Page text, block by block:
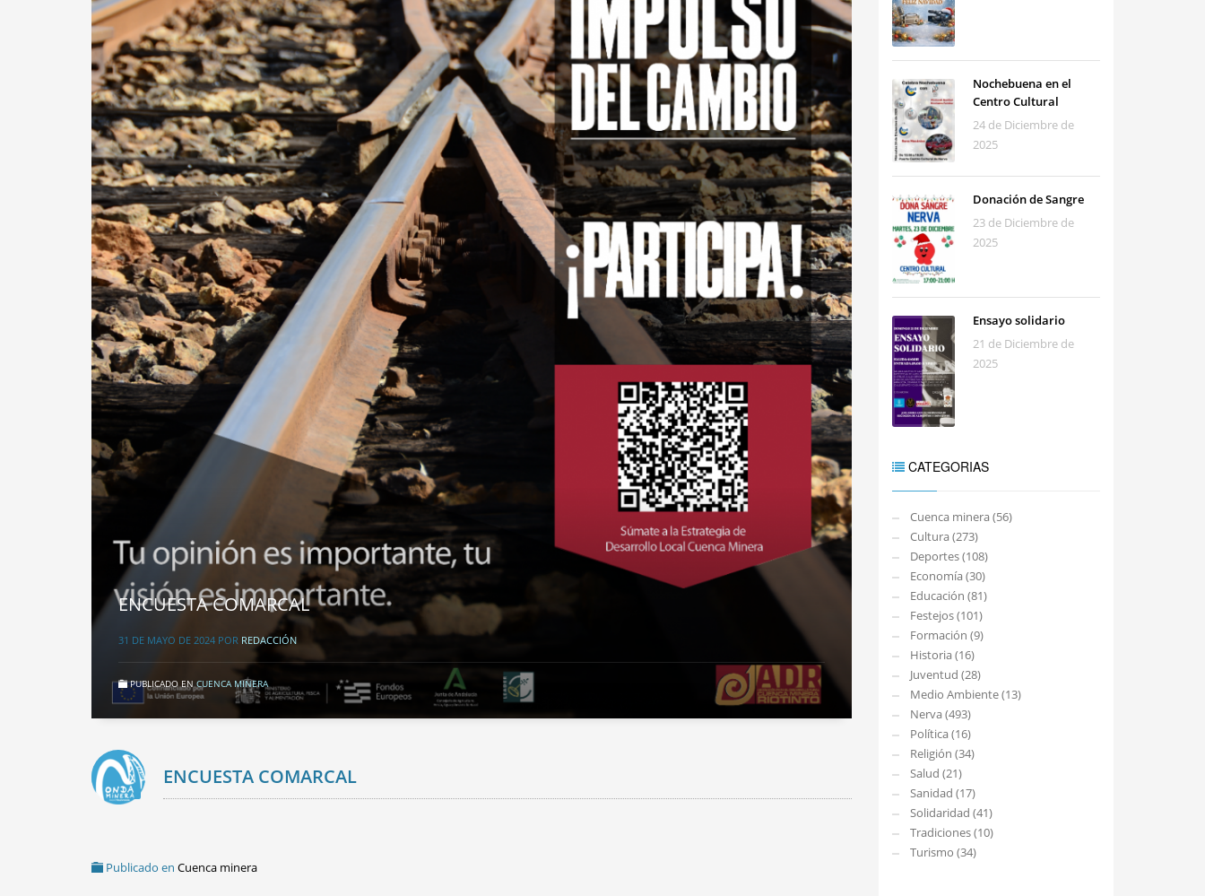
ENCUESTA COMARCAL
31 DE MAYO DE 2024 POR REDACCIÓN
PUBLICADO ENCUENCA MINERA
ENCUESTA COMARCAL
Publicado en Cuenca minera
Nochebuena en el
Centro Cultural
24 de Diciembre de
2025
Donación de Sangre
23 de Diciembre de
2025
Ensayo solidario
21 de Diciembre de
2025
CATEGORIAS
Cuenca minera (56)
Cultura (273)
Deportes (108)
Economía (30)
Educación (81)
Festejos (101)
Formación (9)
Historia (16)
Juventud (28)
Medio Ambiente (13)
Nerva (493)
Política (16)
Religión (34)
Salud (21)
Sanidad (17)
Solidaridad (41)
Tradiciones (10)
Turismo (34)